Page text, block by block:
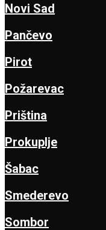
Novi Sad
Pančevo
Pirot
Požarevac
Priština
Prokuplje
Šabac
Smederevo
Sombor